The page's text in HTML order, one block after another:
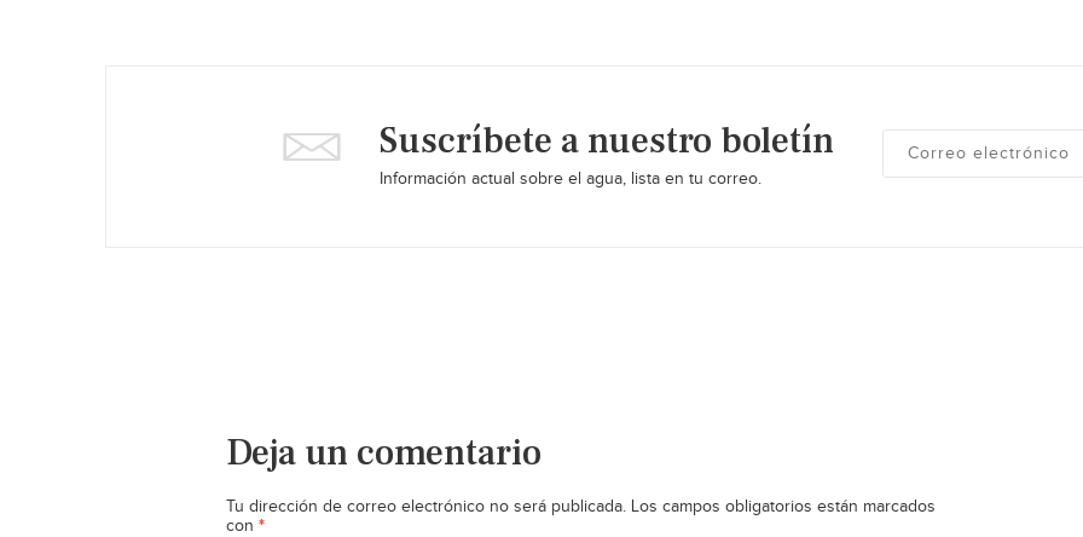
Suscríbete a nuestro boletín
Información actual sobre el agua, lista en tu correo.
Deja un comentario
Tu dirección de correo electrónico no será publicada. Los campos obligatorios están marcados
con *